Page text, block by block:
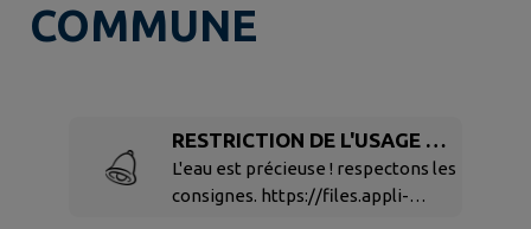
COMMUNE
RESTRICTION DE L'USAGE DE
L'EAU - SITUATION DE CRISE
L'eau est précieuse ! respectons les
consignes. https://files.appli-